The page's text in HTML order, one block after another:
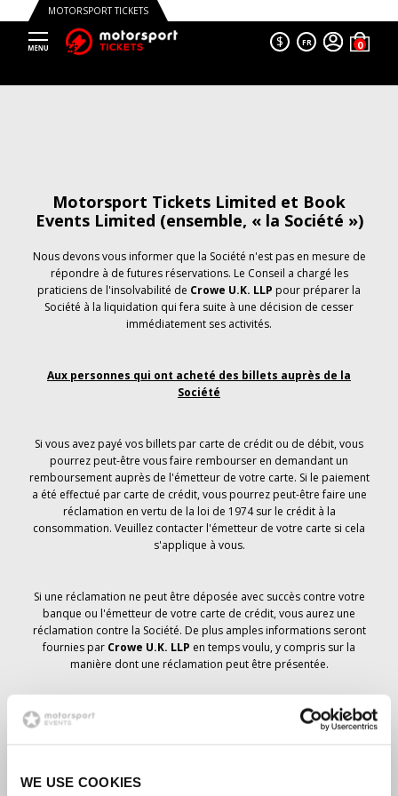
WE USE COOKIES
MOTORSPORT TICKETS
$ FR
Motorsport Tickets Limited et Book
Events Limited (ensemble, « la Société »)
Nous devons vous informer que la Société n'est pas en mesure de
répondre à de futures réservations. Le Conseil a chargé les
praticiens de l'insolvabilité de Crowe U.K. LLP pour préparer la
Société à la liquidation qui fera suite à une décision de cesser
immédiatement ses activités.
Aux personnes qui ont acheté des billets auprès de la
Société
Si vous avez payé vos billets par carte de crédit ou de débit, vous
pourrez peut-être vous faire rembourser en demandant un
remboursement auprès de l'émetteur de votre carte. Si le paiement
a été effectué par carte de crédit, vous pourrez peut-être faire une
réclamation en vertu de la loi de 1974 sur le crédit à la
consommation. Veuillez contacter l'émetteur de votre carte si cela
s'applique à vous.
Si une réclamation ne peut être déposée avec succès contre votre
banque ou l'émetteur de votre carte de crédit, vous aurez une
réclamation contre la Société. De plus amples informations seront
fournies par Crowe U.K. LLP en temps voulu, y compris sur la
manière dont une réclamation peut être présentée.
Si vous avez
avez reçu un avis d'annulation concernant votre
commande de billets, votre réservation n'a pas été annulée et il est
prévu que vous recevrez les billets que vous avez commandés en
fournisseurs pour s'assurer que les billets du Grand Prix sont livrés.